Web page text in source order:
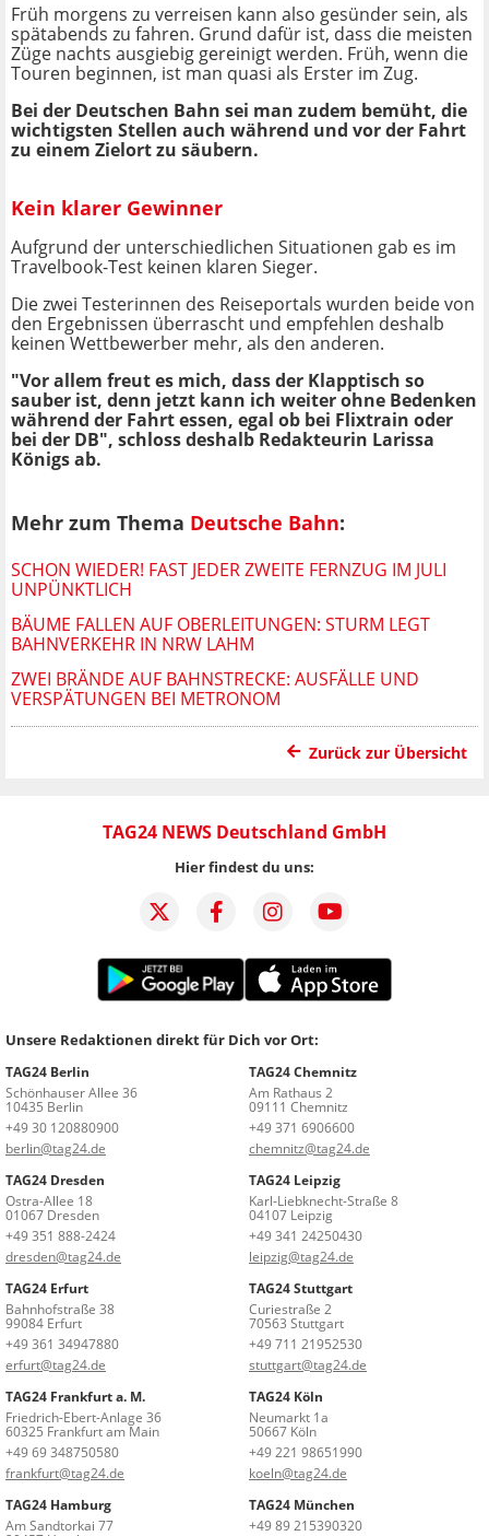
Früh morgens zu verreisen kann also gesünder sein, als
spätabends zu fahren. Grund dafür ist, dass die meisten
Züge nachts ausgiebig gereinigt werden. Früh, wenn die
Touren beginnen, ist man quasi als Erster im Zug.
Bei der Deutschen Bahn sei man zudem bemüht, die
wichtigsten Stellen auch während und vor der Fahrt
zu einem Zielort zu säubern.
Kein klarer Gewinner
Aufgrund der unterschiedlichen Situationen gab es im
Travelbook-Test keinen klaren Sieger.
Die zwei Testerinnen des Reiseportals wurden beide von
den Ergebnissen überrascht und empfehlen deshalb
keinen Wettbewerber mehr, als den anderen.
"Vor allem freut es mich, dass der Klapptisch so
sauber ist, denn jetzt kann ich weiter ohne Bedenken
während der Fahrt essen, egal ob bei Flixtrain oder
bei der DB", schloss deshalb Redakteurin Larissa
Königs ab.
Mehr zum Thema Deutsche Bahn:
SCHON WIEDER! FAST JEDER ZWEITE FERNZUG IM JULI
UNPÜNKTLICH
BÄUME FALLEN AUF OBERLEITUNGEN: STURM LEGT
BAHNVERKEHR IN NRW LAHM
ZWEI BRÄNDE AUF BAHNSTRECKE: AUSFÄLLE UND
VERSPÄTUNGEN BEI METRONOM
Zurück zur Übersicht
TAG24 NEWS Deutschland GmbH
Hier findest du uns:
Unsere Redaktionen direkt für Dich vor Ort:
TAG24 Berlin
Schönhauser Allee 36
10435 Berlin
+49 30 120880900
berlin@tag24.de
TAG24 Chemnitz
Am Rathaus 2
09111 Chemnitz
+49 371 6906600
chemnitz@tag24.de
TAG24 Dresden
Ostra-Allee 18
01067 Dresden
+49 351 888-2424
dresden@tag24.de
TAG24 Leipzig
Karl-Liebknecht-Straße 8
04107 Leipzig
+49 341 24250430
leipzig@tag24.de
TAG24 Erfurt
Bahnhofstraße 38
99084 Erfurt
+49 361 34947880
erfurt@tag24.de
TAG24 Stuttgart
Curiestraße 2
70563 Stuttgart
+49 711 21952530
stuttgart@tag24.de
TAG24 Frankfurt a. M.
Friedrich-Ebert-Anlage 36
60325 Frankfurt am Main
+49 69 348750580
frankfurt@tag24.de
TAG24 Köln
Neumarkt 1a
50667 Köln
+49 221 98651990
koeln@tag24.de
TAG24 Hamburg
Am Sandtorkai 77
TAG24 München
+49 89 215390320